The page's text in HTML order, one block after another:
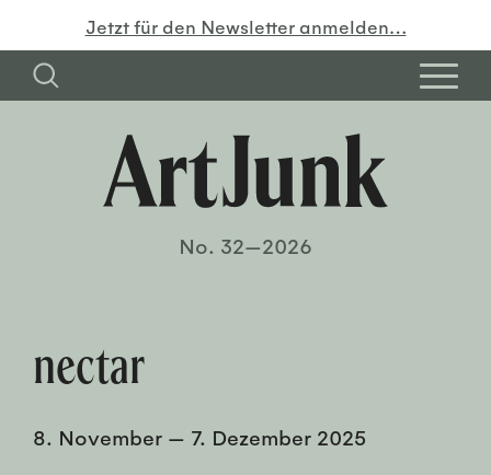
Jetzt für den Newsletter anmelden…
No. 32—2026
nectar
8. November — 7. Dezember 2025